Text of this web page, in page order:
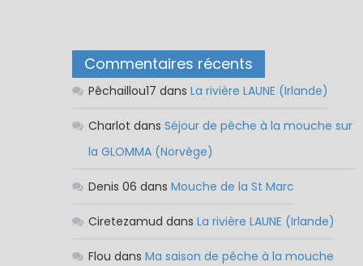
Commentaires récents
Pêchaillou17 dans La rivière LAUNE (Irlande)
Charlot dans Séjour de pêche à la mouche sur
la GLOMMA (Norvège)
Denis 06 dans Mouche de la St Marc
Ciretezamud dans La rivière LAUNE (Irlande)
Flou dans Ma saison de pêche à la mouche